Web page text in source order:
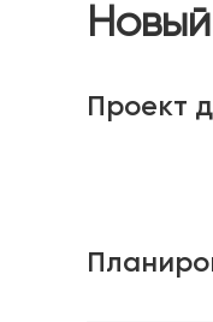
Проект